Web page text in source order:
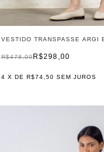
VESTIDO TRANSPASSE ARGI
R$298,00
R$478,00
4 X DE R$74,50 SEM JUROS